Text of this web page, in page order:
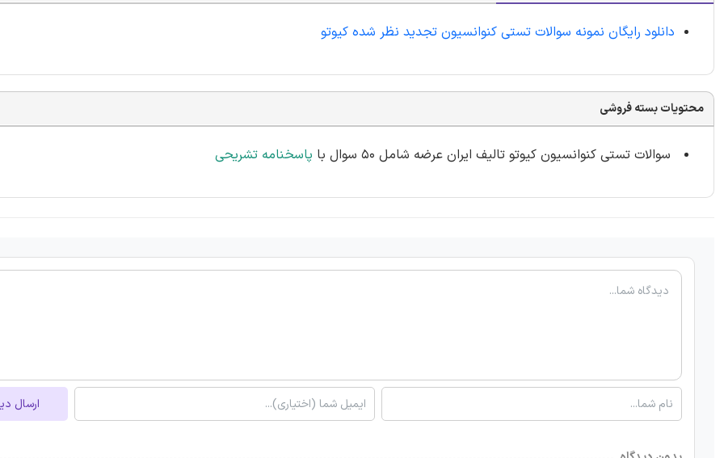
دانلود رایگان نمونه سوالات تستی کنوانسیون تجدید نظر شده کیوتو
محتویات بسته فروشی
سوالات تستی کنوانسیون کیوتو تالیف ایران عرضه شامل 50 سوال با پاسخنامه تشریحی
ارسال